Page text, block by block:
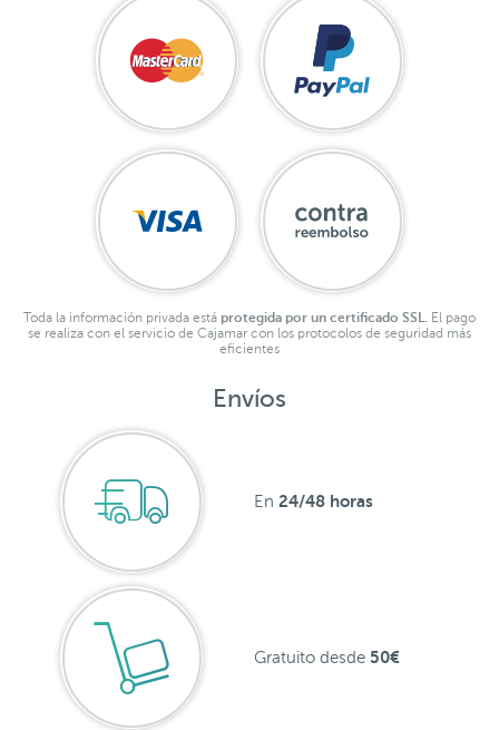
Toda la información privada está protegida por un certificado SSL. El pago
se realiza con el servicio de Cajamar con los protocolos de seguridad más
eficientes
Envíos
En 24/48 horas
Gratuito desde 50€